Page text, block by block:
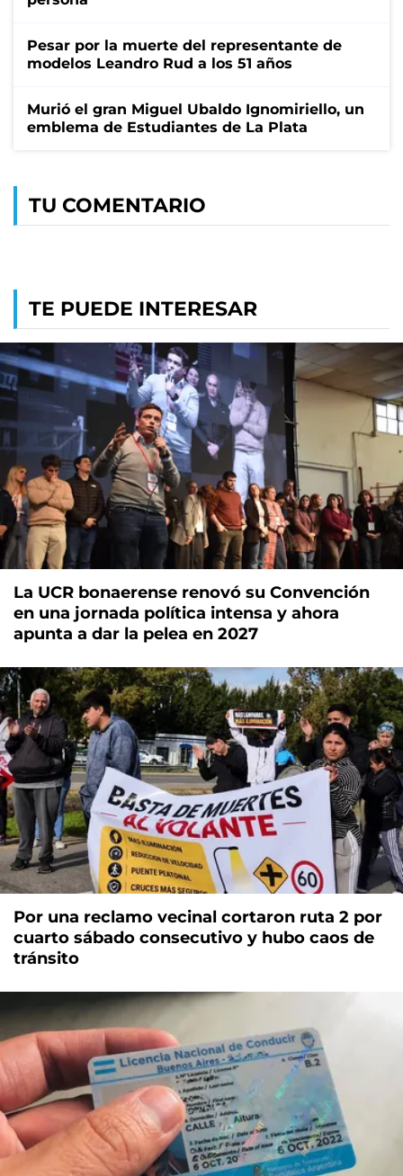
Pesar por la muerte del representante de
modelos Leandro Rud a los 51 años
Murió el gran Miguel Ubaldo Ignomiriello, un
emblema de Estudiantes de La Plata
TU COMENTARIO
TE PUEDE INTERESAR
La UCR bonaerense renovó su Convención
en una jornada política intensa y ahora
apunta a dar la pelea en 2027
Por una reclamo vecinal cortaron ruta 2 por
cuarto sábado consecutivo y hubo caos de
tránsito